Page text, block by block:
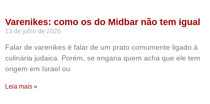
Varenikes: como os do Midbar não tem igual
13 de julho de 2026
Falar de varenikes é falar de um prato comumente ligado à
culinária judaica. Porém, se engana quem acha que ele tem
origem em Israel ou
Leia mais »